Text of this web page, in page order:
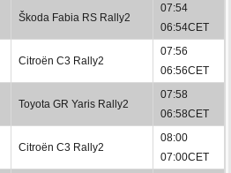
Škoda Fabia RS Rally2
07:54
06:54CET
Citroën C3 Rally2
07:56
06:56CET
Toyota GR Yaris Rally2
07:58
06:58CET
Citroën C3 Rally2
08:00
07:00CET